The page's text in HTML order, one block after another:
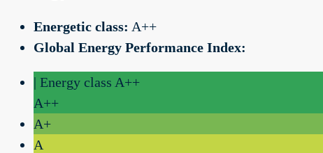
Energetic class: A++
Global Energy Performance Index:
| Energy class A++
A++
A+
A